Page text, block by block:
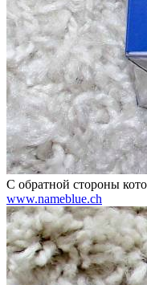
С обратной стороны
www.nameblue.ch